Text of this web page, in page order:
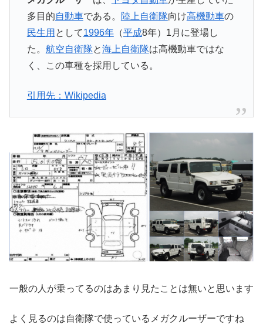
多目的自動車である。 陸上自衛隊向け高機動車の
民生用 として1996年（平成8年）1月に登場し
た。 航空自衛隊と海上自衛隊は高機動車ではな
く、この車種を採用している。
引用先：Wikipedia
一般の人が乗ってるのはあまり見たことは無いと思います
よく見るのは自衛隊で使っているメガクルーザーですね